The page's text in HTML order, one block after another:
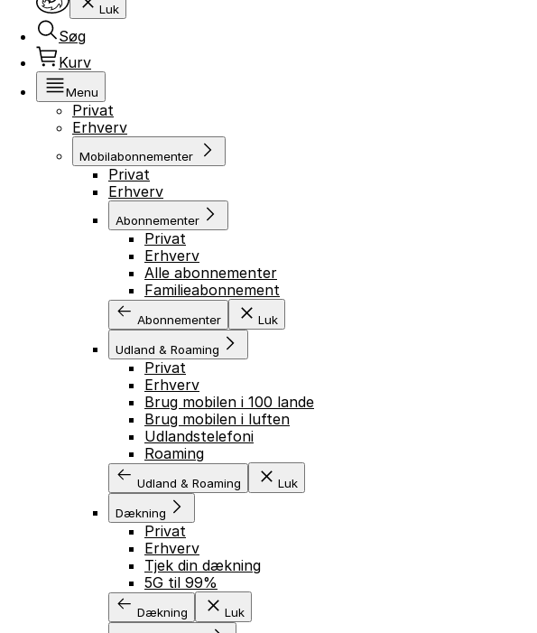
Luk
Søg
Kurv
Menu
Privat
Erhverv
Mobilabonnementer
Privat
Erhverv
Abonnementer
Privat
Erhverv
Alle abonnementer
Familieabonnement
Abonnementer Luk
Udland & Roaming
Privat
Erhverv
Brug mobilen i 100 lande
Brug mobilen i luften
Udlandstelefoni
Roaming
Udland & Roaming Luk
Dækning
Privat
Erhverv
Tjek din dækning
5G til 99%
Dækning Luk